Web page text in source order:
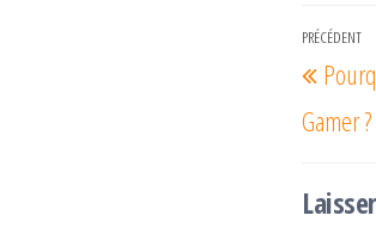
de
Article
PRÉCÉDENT
Gamer ?